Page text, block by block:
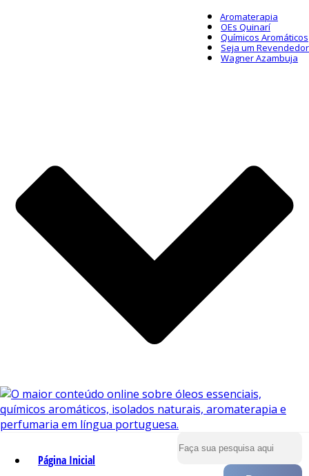
Aromaterapia
OEs Quinarí
Químicos Aromáticos
Seja um Revendedor
Wagner Azambuja
Página Inicial